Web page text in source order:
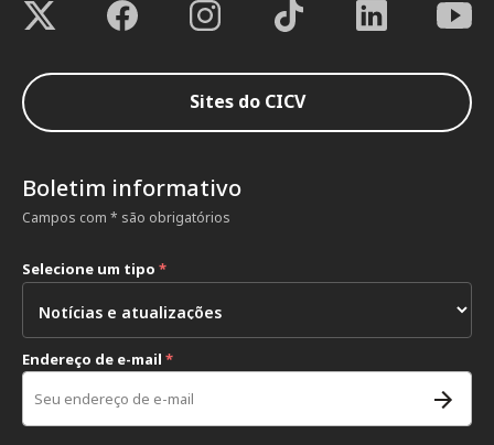
Sites do CICV
Boletim informativo
Campos com * são obrigatórios
Selecione um tipo *
Endereço de e-mail *